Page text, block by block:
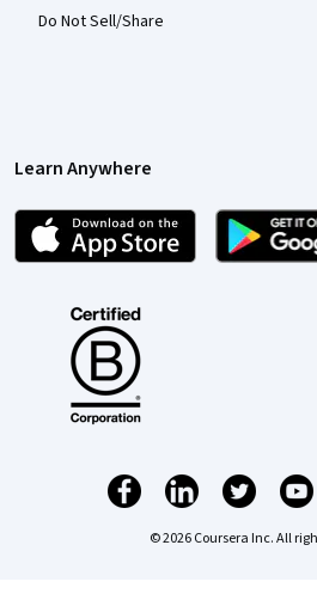
Do Not Sell/Share
Learn Anywhere
© 2026 Coursera Inc. All